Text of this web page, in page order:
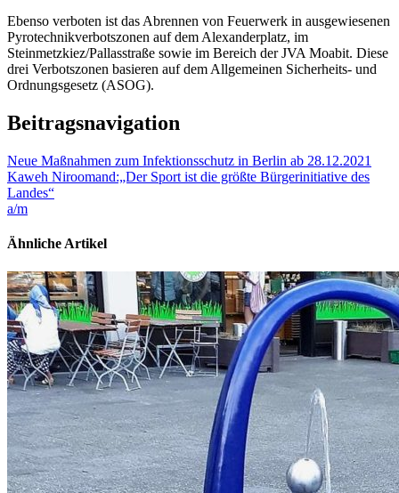
Ebenso verboten ist das Abrennen von Feuerwerk in ausgewiesenen
Pyrotechnikverbotszonen auf dem Alexanderplatz, im
Steinmetzkiez/Pallasstraße sowie im Bereich der JVA Moabit. Diese
drei Verbotszonen basieren auf dem Allgemeinen Sicherheits- und
Ordnungsgesetz (ASOG).
Beitragsnavigation
Neue Maßnahmen zum Infektionsschutz in Berlin ab 28.12.2021
Kaweh Niroomand:„Der Sport ist die größte Bürgerinitiative des
Landes“
a/m
Ähnliche Artikel